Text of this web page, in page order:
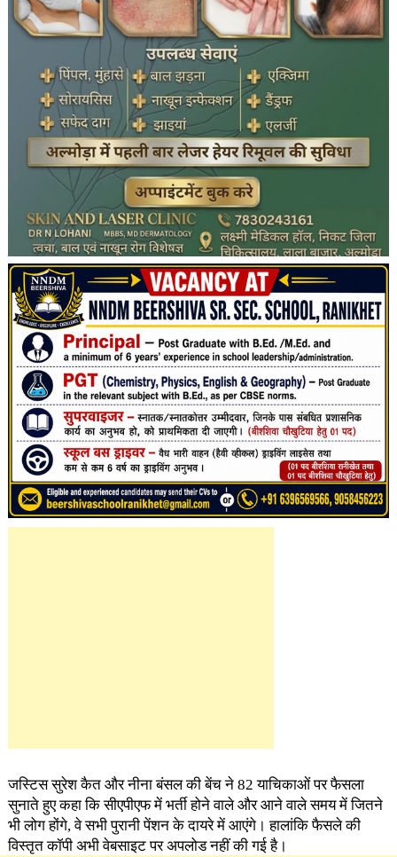
जस्टिस सुरेश कैत और नीना बंसल की बेंच ने 82 याचिकाओं पर फैसला
सुनाते हुए कहा कि सीएपीएफ में भर्ती होने वाले और आने वाले समय में जितने
भी लोग होंगे, वे सभी पुरानी पेंशन के दायरे में आएंगे। हालांकि फैसले की
विस्तृत कॉपी अभी वेबसाइट पर अपलोड नहीं की गई है।